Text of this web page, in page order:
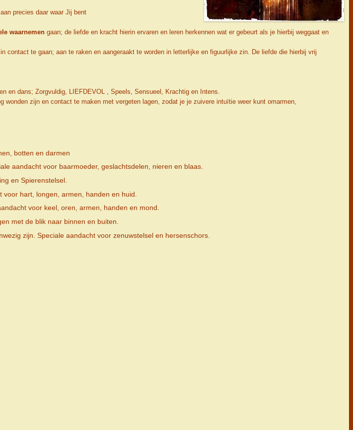
precies daar waar Jij bent
waarnemen gaan; de liefde en kracht hierin ervaren en leren herkennen wat er gebeurt als je hierbij weggaat en
te gaan; aan te raken en aangeraakt te worden in letterlijke en figuurlijke zin. De liefde die hierbij vrij
en dans; Zorgvuldig, LIEFDEVOL , Speels, Sensueel, Krachtig en Intens.
zijn en contact te maken met vergeten lagen, zodat je je zuivere intuïtie weer kunt omarmen,
botten en darmen
aandacht voor baarmoeder, geslachtsdelen, nieren en blaas.
en Spierenstelsel.
hart, longen, armen, handen en huid.
voor keel, oren, armen, handen en mond.
met de blik naar binnen en buiten.
zijn. Speciale aandacht voor zenuwstelsel en hersenschors.